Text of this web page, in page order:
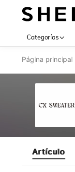
Categorías
Página principal
Artículo